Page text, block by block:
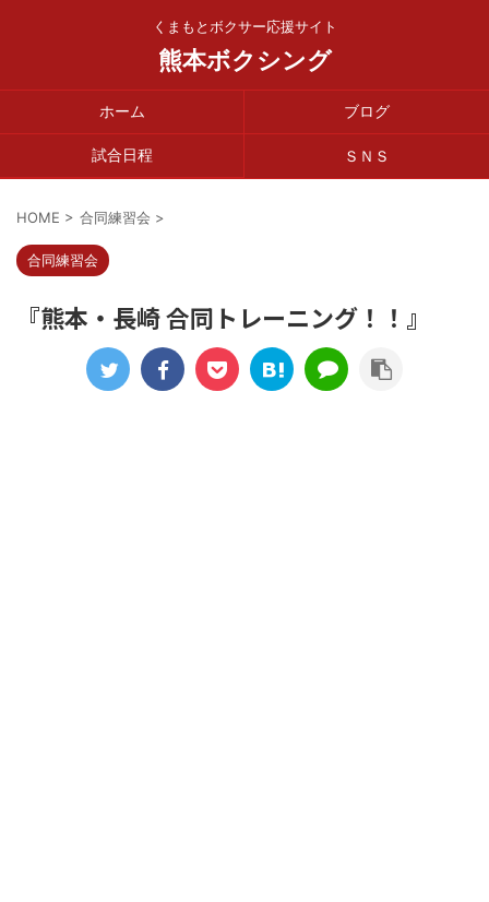
くまもとボクサー応援サイト
熊本ボクシング
ホーム ブログ
試合日程 ＳＮＳ
HOME > 合同練習会 >
合同練習会
『熊本・長崎 合同トレーニング！！』